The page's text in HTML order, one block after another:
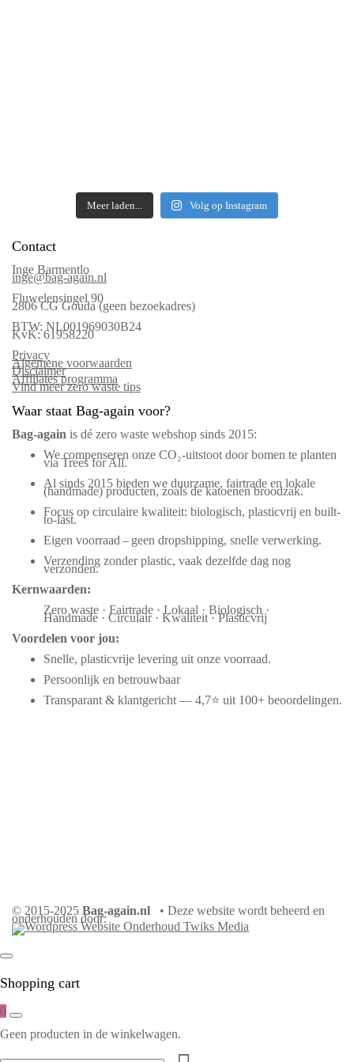
Meer laden... Volg op Instagram
Contact
Inge Barmentlo
inge@bag-again.nl
Fluwelensingel 90
2806 CG Gouda (geen bezoekadres)
BTW: NL001969030B24
KvK: 61958220
Privacy
Algemene voorwaarden
Disclaimer
Affiliates programma
Vind meer zero waste tips
Waar staat Bag-again voor?
Bag‑again is dé zero waste webshop sinds 2015:
We compenseren onze CO₂-uitstoot door bomen te planten
via Trees for All.
Al sinds 2015 bieden we duurzame, fairtrade en lokale
(handmade) producten, zoals de katoenen broodzak.
Focus op circulaire kwaliteit: biologisch, plasticvrij en built-
to-last.
Eigen voorraad – geen dropshipping, snelle verwerking.
Verzending zonder plastic, vaak dezelfde dag nog
verzonden.
Kernwaarden:
Zero waste · Fairtrade · Lokaal · Biologisch ·
Handmade · Circulair · Kwaliteit · Plasticvrij
Voordelen voor jou:
Snelle, plasticvrije levering uit onze voorraad.
Persoonlijk en betrouwbaar
Transparant & klantgericht — 4,7⭐ uit 100+ beoordelingen.
© 2015-2025 Bag-again.nl • Deze website wordt beheerd en
onderhouden door:
Shopping cart
0
Geen producten in de winkelwagen.